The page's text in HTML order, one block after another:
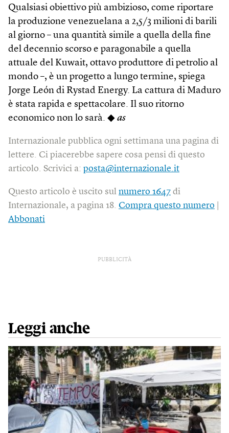
Qualsiasi obiettivo più ambizioso, come riportare
la produzione venezuelana a 2,5/3 milioni di barili
al giorno – una quantità simile a quella della fine
del decennio scorso e paragonabile a quella
attuale del Kuwait, ottavo produttore di petrolio al
mondo –, è un progetto a lungo termine, spiega
Jorge León di Rystad Energy. La cattura di Maduro
è stata rapida e spettacolare. Il suo ritorno
economico non lo sarà. ◆ as
Internazionale pubblica ogni settimana una pagina di
lettere. Ci piacerebbe sapere cosa pensi di questo
articolo. Scrivici a: posta@internazionale.it
Questo articolo è uscito sul numero 1647 di
Internazionale, a pagina 18. Compra questo numero
Abbonati
PUBBLICITÀ
Leggi anche